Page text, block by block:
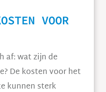
VOOR
af: wat zijn de
De kosten voor het
kunnen sterk